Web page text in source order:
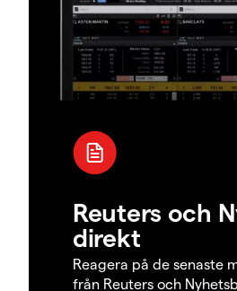
Reuters och
direkt
Reagera på de senaste
från Reuters och